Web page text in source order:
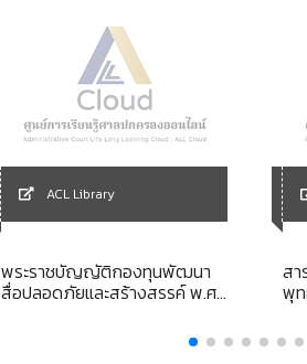
ACL Library
พระราชบัญญัติกองทุนพัฒนา
สื่อปลอดภัยและสร้างสรรค์ พ.ศ.
สา
พุท